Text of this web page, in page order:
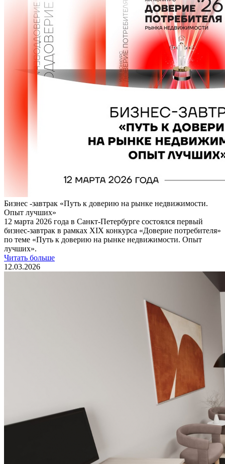
Бизнес -завтрак «Путь к доверию на рынке недвижимости.
Опыт лучших»
12 марта 2026 года в Санкт-Петербурге состоялся первый
бизнес-завтрак в рамках XIX конкурса «Доверие потребителя»
по теме «Путь к доверию на рынке недвижимости. Опыт
лучших».
Читать больше
12.03.2026